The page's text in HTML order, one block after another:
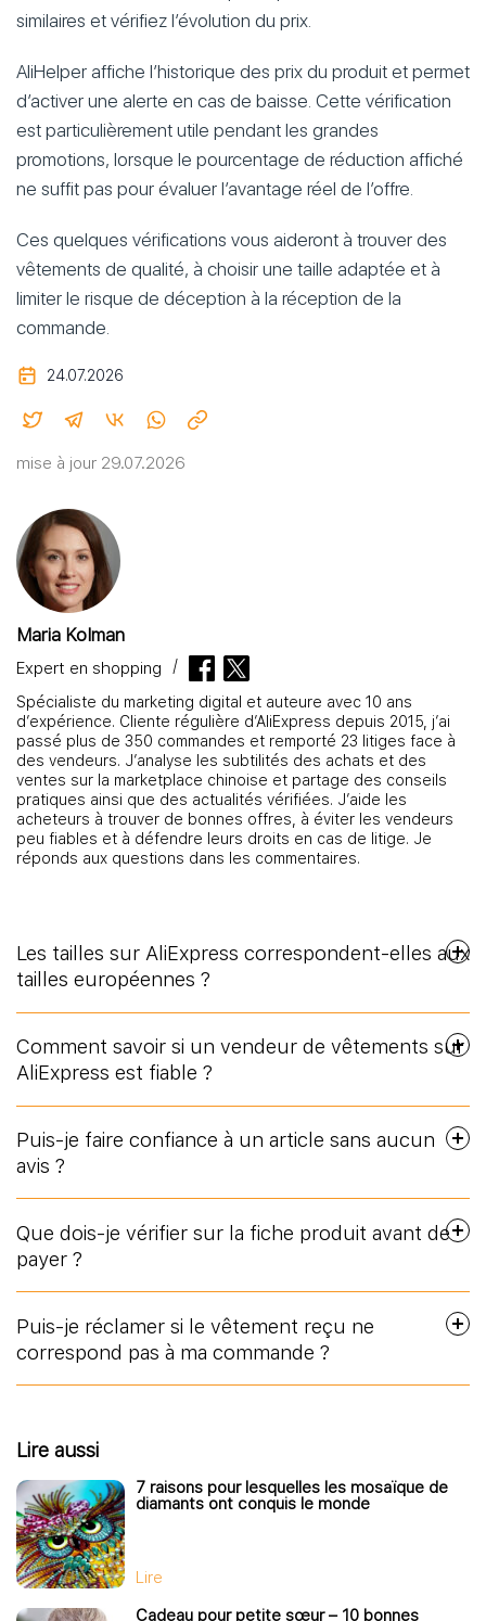
similaires et vérifiez l’évolution du prix.
AliHelper affiche l’historique des prix du produit et permet
d’activer une alerte en cas de baisse. Cette vérification
est particulièrement utile pendant les grandes
promotions, lorsque le pourcentage de réduction affiché
ne suffit pas pour évaluer l’avantage réel de l’offre.
Ces quelques vérifications vous aideront à trouver des
vêtements de qualité, à choisir une taille adaptée et à
limiter le risque de déception à la réception de la
commande.
24.07.2026
mise à jour 29.07.2026
Maria Kolman
Expert en shopping
Spécialiste du marketing digital et auteure avec 10 ans
d’expérience. Cliente régulière d’AliExpress depuis 2015, j’ai
passé plus de 350 commandes et remporté 23 litiges face à
des vendeurs. J’analyse les subtilités des achats et des
ventes sur la marketplace chinoise et partage des conseils
pratiques ainsi que des actualités vérifiées. J’aide les
acheteurs à trouver de bonnes offres, à éviter les vendeurs
peu fiables et à défendre leurs droits en cas de litige. Je
réponds aux questions dans les commentaires.
Les tailles sur AliExpress correspondent-elles aux
tailles européennes ?
Comment savoir si un vendeur de vêtements sur
AliExpress est fiable ?
Puis-je faire confiance à un article sans aucun
avis ?
Que dois-je vérifier sur la fiche produit avant de
payer ?
Puis-je réclamer si le vêtement reçu ne
correspond pas à ma commande ?
Lire aussi
7 raisons pour lesquelles les mosaïque de
diamants ont conquis le monde
Lire
Cadeau pour petite sœur – 10 bonnes